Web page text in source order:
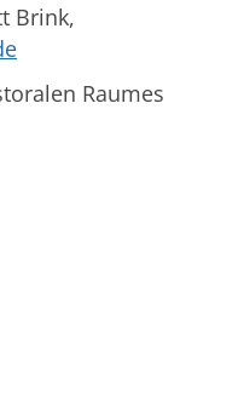
Brink,
Raumes